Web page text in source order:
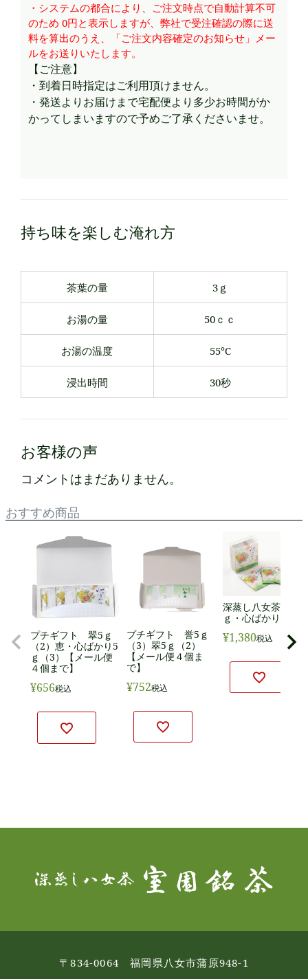
・システムの都合により、ご注文時点で自動計算不可
のため 0円と表示しますが、弊社で受注確認の際に送
料を算出のうえ、「ご注文内容確定のお知らせ」メー
ルをお送りいたします。
【ご注意】
・到着日時指定はご利用頂けません。
・発送よりお届けまで宅配便より多少お時間がか
かってしまいますので予めご了承くださいませ。
持ち味を楽しむ淹れ方
茶葉の量 3ｇ
お湯の量 50ｃｃ
お湯の温度 55℃
浸出時間 30秒
お客様の声
コメントはまだありません。
おすすめ商品
プチギフト 翠5ｇ
（2）恵・心ばかり5
ｇ（3）【メール便
４個まで】
¥656税込
プチギフト 誉5ｇ
（3）翠5ｇ（2）
【メール便４個ま
で】
¥752税込
深蒸し八女茶 恵5
ｇ・心ばかり／10p
¥1,380税込
〒834-0064 福岡県八女市蒲原948-1